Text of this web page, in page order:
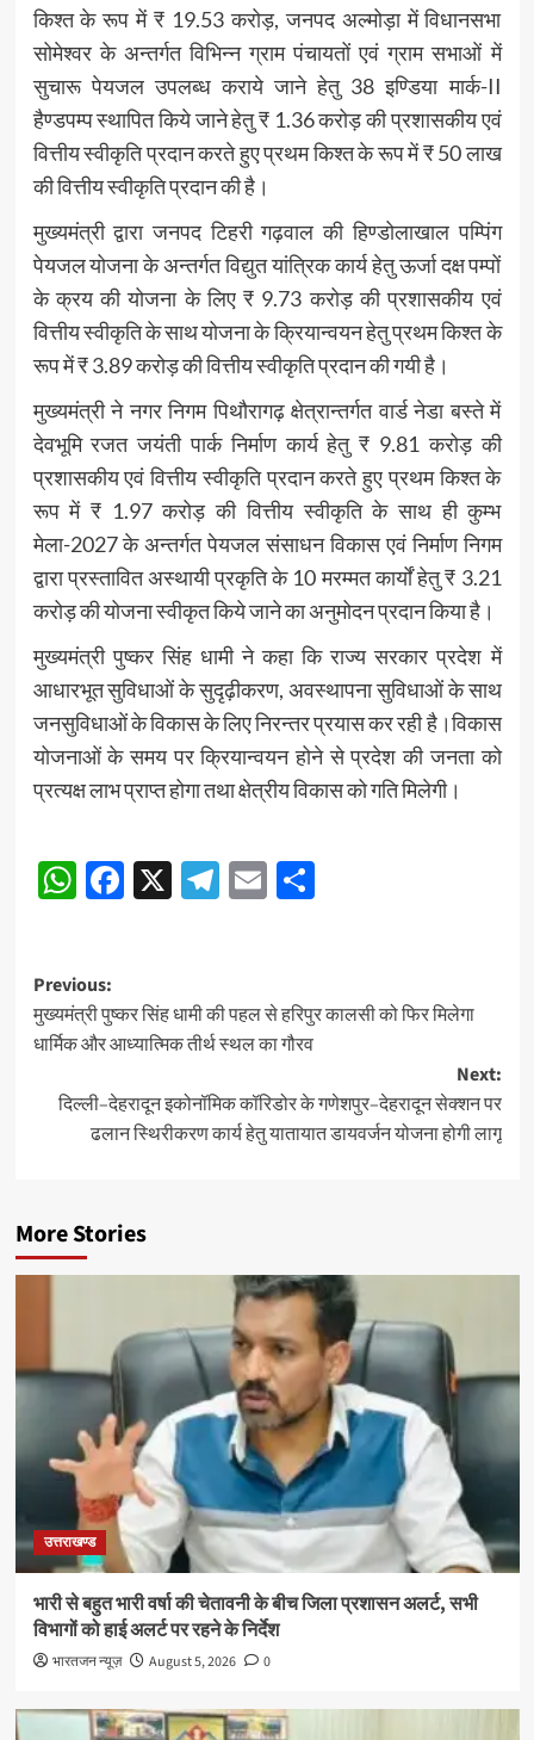
किश्त के रूप में ₹ 19.53 करोड़, जनपद अल्मोड़ा में विधानसभा
सोमेश्वर के अन्तर्गत विभिन्न ग्राम पंचायतों एवं ग्राम सभाओं में
सुचारू पेयजल उपलब्ध कराये जाने हेतु 38 इण्डिया मार्क-II
हैण्डपम्प स्थापित किये जाने हेतु ₹ 1.36 करोड़ की प्रशासकीय एवं
वित्तीय स्वीकृति प्रदान करते हुए प्रथम किश्त के रूप में ₹ 50 लाख
की वित्तीय स्वीकृति प्रदान की है।
मुख्यमंत्री द्वारा जनपद टिहरी गढ़वाल की हिण्डोलाखाल पम्पिंग
पेयजल योजना के अन्तर्गत विद्युत यांत्रिक कार्य हेतु ऊर्जा दक्ष पम्पों
के क्रय की योजना के लिए ₹ 9.73 करोड़ की प्रशासकीय एवं
वित्तीय स्वीकृति के साथ योजना के क्रियान्वयन हेतु प्रथम किश्त के
रूप में ₹ 3.89 करोड़ की वित्तीय स्वीकृति प्रदान की गयी है।
मुख्यमंत्री ने नगर निगम पिथौरागढ़ क्षेत्रान्तर्गत वार्ड नेडा बस्ते में
देवभूमि रजत जयंती पार्क निर्माण कार्य हेतु ₹ 9.81 करोड़ की
प्रशासकीय एवं वित्तीय स्वीकृति प्रदान करते हुए प्रथम किश्त के
रूप में ₹ 1.97 करोड़ की वित्तीय स्वीकृति के साथ ही कुम्भ
मेला-2027 के अन्तर्गत पेयजल संसाधन विकास एवं निर्माण निगम
द्वारा प्रस्तावित अस्थायी प्रकृति के 10 मरम्मत कार्यों हेतु ₹ 3.21
करोड़ की योजना स्वीकृत किये जाने का अनुमोदन प्रदान किया है।
मुख्यमंत्री पुष्कर सिंह धामी ने कहा कि राज्य सरकार प्रदेश में
आधारभूत सुविधाओं के सुदृढ़ीकरण, अवस्थापना सुविधाओं के साथ
जनसुविधाओं के विकास के लिए निरन्तर प्रयास कर रही है।विकास
योजनाओं के समय पर क्रियान्वयन होने से प्रदेश की जनता को
प्रत्यक्ष लाभ प्राप्त होगा तथा क्षेत्रीय विकास को गति मिलेगी।
Post
navigation
WhatsApp
Facebook
X Telegram
EmailShare
Post
navigation
Previous:
मुख्यमंत्री पुष्कर सिंह धामी की पहल से हरिपुर कालसी को फिर मिलेगा
धार्मिक और आध्यात्मिक तीर्थ स्थल का गौरव
Next:
दिल्ली–देहरादून इकोनॉमिक कॉरिडोर के गणेशपुर–देहरादून सेक्शन पर
ढलान स्थिरीकरण कार्य हेतु यातायात डायवर्जन योजना होगी लागू
More Stories
उत्तराखण्ड
भारी से बहुत भारी वर्षा की चेतावनी के बीच जिला प्रशासन अलर्ट, सभी
विभागों को हाई अलर्ट पर रहने के निर्देश
भारतजन न्यूज़ August 5, 2026 0